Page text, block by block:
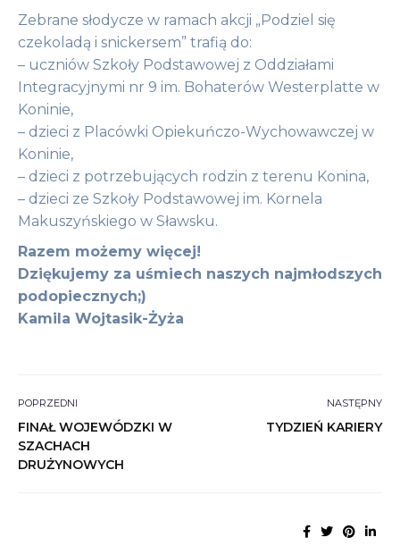
Zebrane słodycze w ramach akcji „Podziel się
czekoladą i snickersem” trafią do:
– uczniów Szkoły Podstawowej z Oddziałami
Integracyjnymi nr 9 im. Bohaterów Westerplatte w
Koninie,
– dzieci z Placówki Opiekuńczo-Wychowawczej w
Koninie,
– dzieci z potrzebujących rodzin z terenu Konina,
– dzieci ze Szkoły Podstawowej im. Kornela
Makuszyńskiego w Sławsku.
Razem możemy więcej!
Dziękujemy za uśmiech naszych najmłodszych
podopiecznych;)
Kamila Wojtasik-Żyża
POPRZEDNI
FINAŁ WOJEWÓDZKI W
SZACHACH
DRUŻYNOWYCH
NASTĘPNY
TYDZIEŃ KARIERY